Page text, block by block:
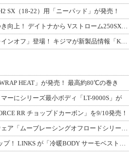
SX（18-22）用「ニーパッド」が発売！
ゲル素材入りで快適＆足つき向上！ デイトナから Vストローム250SX用「快適ロ
ミラー用撥水フィルム「レインオフ」登場！ キジマが新製品情報「KIJIMA NE
HEAT」が発売！ 最高約80℃の巻き
マーにシリーズ最小ボディ「LT-9000S」が
RR チョップドカーボン」を9/10発売！
クシタニのモトクロス用ウェア「ムーブレーシングオフロードシリーズ」3アイテムが登
UVカット・遮光性能をアップ！ LINKS が「冷暖BODY サーモベスト」改良